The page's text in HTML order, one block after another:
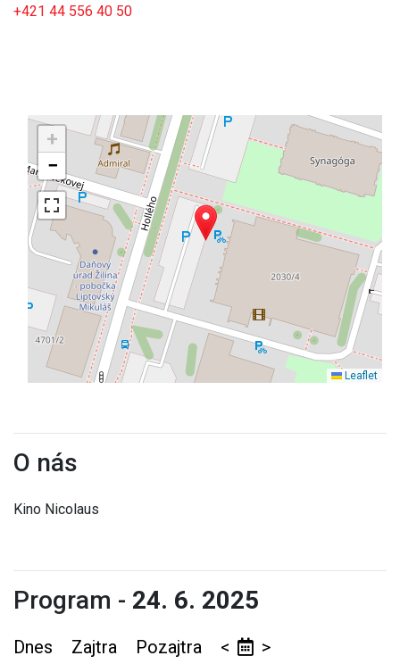
+421 44 556 40 50
+
−
Leaflet
O nás
Kino Nicolaus
Program - 24. 6. 2025
Dnes Zajtra Pozajtra < >